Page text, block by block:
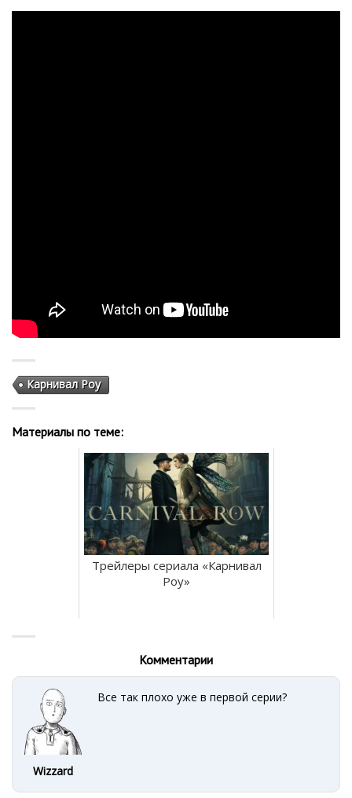
Карнивал Роу
Материалы по теме:
Трейлеры сериала «Карнивал
Роу»
Комментарии
Wizzard
Все так плохо уже в первой серии?